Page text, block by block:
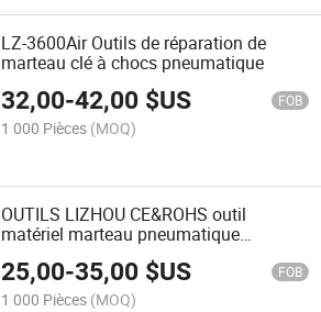
LZ-3600Air Outils de réparation de
marteau clé à chocs pneumatique
32,00-42,00 $US FOB
1 000 Pièces (MOQ)
OUTILS LIZHOU CE&ROHS outil
matériel marteau pneumatique
ponceuse orbitale meuleuse visseuse
outil électrique perceuse à couple outil
pneumatique clé à chocs pneumatique
25,00-35,00 $US FOB
1 000 Pièces (MOQ)